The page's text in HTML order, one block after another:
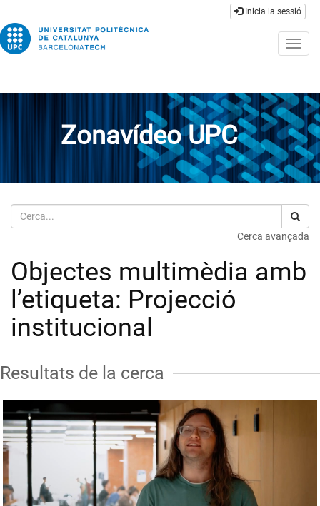
Inicia la sessió
Zonavídeo UPC
Cerca
Cerca avançada
Objectes multimèdia amb
l’etiqueta: Projecció
institucional
Resultats de la cerca